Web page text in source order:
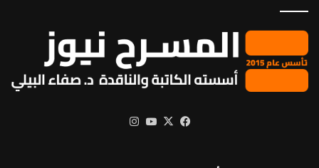
فيسبوك
X يوتيوب